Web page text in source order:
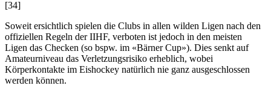
[34]
Soweit ersichtlich spielen die Clubs in allen wilden Ligen nach den
offiziellen Regeln der IIHF, verboten ist jedoch in den meisten
Ligen das Checken (so bspw. im «Bärner Cup»). Dies senkt auf
Amateurniveau das Verletzungsrisiko erheblich, wobei
Körperkontakte im Eishockey natürlich nie ganz ausgeschlossen
werden können.